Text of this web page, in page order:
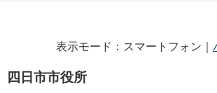
表示モード：スマートフォン｜
四日市市役所